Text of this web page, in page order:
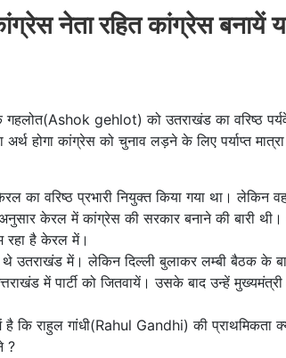
नेता रहित कांग्रेस बनायें
gehlot) को उतराखंड का वरिष्ठ
होगा कांग्रेस को चुनाव लड़ने के लिए पर्याप्त
वरिष्ठ प्रभारी नियुक्त किया गया था। लेकिन
अनुसार केरल में कांग्रेस की सरकार बनाने की बारी
रहा है केरल में।
उतराखंड में। लेकिन दिल्ली बुलाकर लम्बी बैठक के
में पार्टी को जितवायें। उसके बाद उन्हें मुख्यमंत्री
राहुल गांधी(Rahul Gandhi) की प्राथमिकता
?